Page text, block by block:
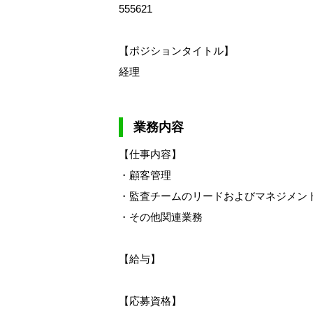
555621
【ポジションタイトル】
経理
業務内容
【仕事内容】
・顧客管理
・監査チームのリードおよびマネジメン
・その他関連業務
【給与】
【応募資格】